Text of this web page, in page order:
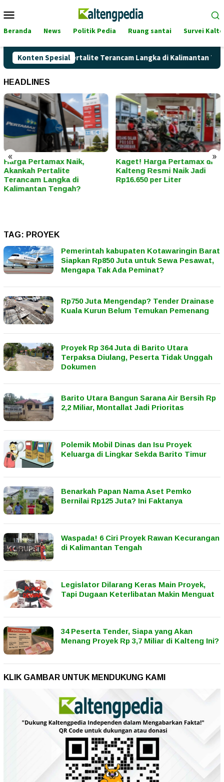
ke
Mobile
Beranda News Politik Pedia Ruang santai Survei
Konten Spesial
Akankah Pertalite Terancam Langka di Kalimantan Tengah?
HEADLINES
« »
Kaget! Harga Pertamax di
Kalteng Resmi Naik Jadi
Rp16.650 per Liter
Hari Kartini Bukan
Seremoni: Ini 5 Ciri
Modern” di Era
TAG: PROYEK
Pemerintah kabupaten Kotawaringin Barat
Siapkan Rp850 Juta untuk Sewa Pesawat,
Mengapa Tak Ada Peminat?
Rp750 Juta Mengendap? Tender Drainase
Kuala Kurun Belum Temukan Pemenang
Proyek Rp 364 Juta di Barito Utara
Terpaksa Diulang, Peserta Tidak Unggah
Dokumen
Barito Utara Bangun Sarana Air Bersih Rp
2,2 Miliar, Montallat Jadi Prioritas
Polemik Mobil Dinas dan Isu Proyek
Keluarga di Lingkar Sekda Barito Timur
Benarkah Papan Nama Aset Pemko
Bernilai Rp125 Juta? Ini Faktanya
Waspada! 6 Ciri Proyek Rawan Kecurangan
di Kalimantan Tengah
Legislator Dilarang Keras Main Proyek,
Tapi Dugaan Keterlibatan Makin Menguat
34 Peserta Tender, Siapa yang Akan
Menang Proyek Rp 3,7 Miliar di Kalteng Ini?
KLIK GAMBAR UNTUK MENDUKUNG KAMI